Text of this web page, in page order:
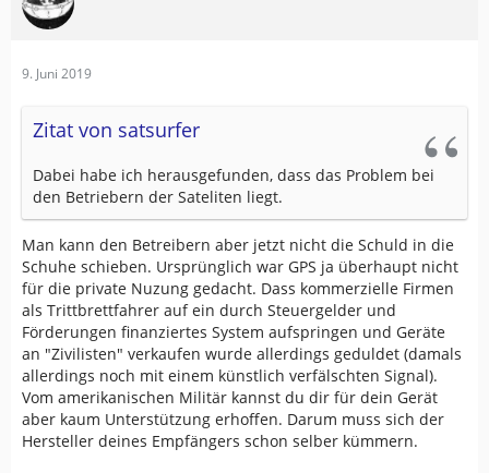
9. Juni 2019
Zitat von satsurfer
Dabei habe ich herausgefunden, dass das Problem bei
den Betriebern der Sateliten liegt.
Man kann den Betreibern aber jetzt nicht die Schuld in die
Schuhe schieben. Ursprünglich war GPS ja überhaupt nicht
für die private Nuzung gedacht. Dass kommerzielle Firmen
als Trittbrettfahrer auf ein durch Steuergelder und
Förderungen finanziertes System aufspringen und Geräte
an "Zivilisten" verkaufen wurde allerdings geduldet (damals
allerdings noch mit einem künstlich verfälschten Signal).
Vom amerikanischen Militär kannst du dir für dein Gerät
aber kaum Unterstützung erhoffen. Darum muss sich der
Hersteller deines Empfängers schon selber kümmern.